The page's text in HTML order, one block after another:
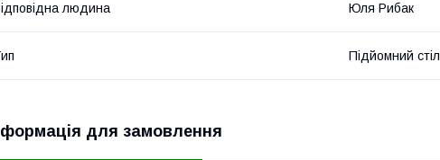
людина Юля Рибак
Підйомний стіл
для замовлення